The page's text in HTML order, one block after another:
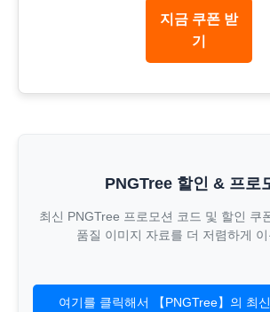
지금 쿠폰 받
기
PNGTree 할인 & 프로
최신 PNGTree 프로모션 코드 및 할인 쿠
품질 이미지 자료를 더 저렴하게
여기를 클릭해서 【PNGTree】의 최